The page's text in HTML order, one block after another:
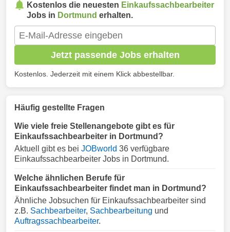
Kostenlos die neuesten Einkaufssachbearbeiter
Jobs in Dortmund erhalten.
Jetzt passende Jobs erhalten
Kostenlos. Jederzeit mit einem Klick abbestellbar.
Häufig gestellte Fragen
Wie viele freie Stellenangebote gibt es für
Einkaufssachbearbeiter in Dortmund?
Aktuell gibt es bei JOBworld 36 verfügbare
Einkaufssachbearbeiter Jobs in Dortmund.
Welche ähnlichen Berufe für
Einkaufssachbearbeiter findet man in Dortmund?
Ähnliche Jobsuchen für Einkaufssachbearbeiter sind
z.B. Sachbearbeiter, Sachbearbeitung und
Auftragssachbearbeiter.